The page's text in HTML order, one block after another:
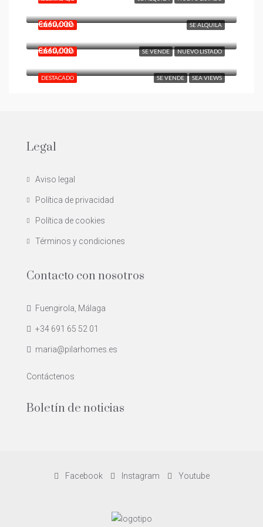
SE ALQUILA
DESTACADO
SE VENDE NUEVO LISTADO
DESTACADO
€660,000
SE VENDE SEA VIEWS
DESTACADO
€660,000
Legal
Aviso legal
Política de privacidad
Política de cookies
Términos y condiciones
Contacto con nosotros
Fuengirola, Málaga
+34 691 65 52 01
maria@pilarhomes.es
Contáctenos
Boletín de noticias
Facebook Instagram Youtube